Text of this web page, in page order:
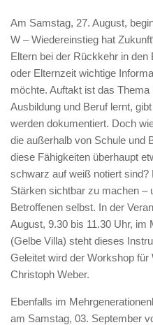
Am Samstag, 27. August,
W – Wiedereinstieg hat
Eltern bei der Rückkehr in
oder Elternzeit wichtige
möchte. Auftakt ist das
Ausbildung und Beruf lernt,
werden dokumentiert. Doch
die außerhalb von Schule und
diese Fähigkeiten überhaupt
schwarz auf weiß notiert sind?
Stärken sichtbar zu machen –
Betroffenen selbst. In der
August, 9.30 bis 11.30 Uhr, im
(Gelbe Villa) steht dieses
Geleitet wird der Workshop für
Christoph Weber.
Ebenfalls im
am Samstag, 03. September